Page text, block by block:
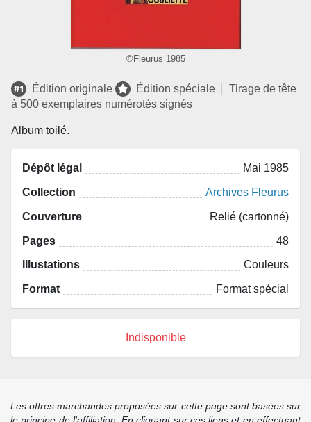
©Fleurus 1985
Édition originale Édition spéciale
Tirage de tête
à 500 exemplaires numérotés signés
Album toilé.
Dépôt légal Mai 1985
Collection Archives Fleurus
Couverture Relié (cartonné)
Pages 48
Illustations Couleurs
Format Format spécial
Indisponible
Les offres marchandes proposées sur cette page sont basées sur